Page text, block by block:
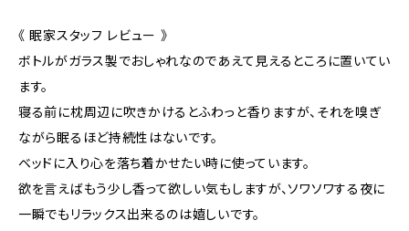
《 眠家スタッフ レビュー 》
ボトルがガラス製でおしゃれなのであえて見えるところに置いてい
ます。
寝る前に枕周辺に吹きかけるとふわっと香りますが、それを嗅ぎ
ながら眠るほど持続性はないです。
ベッドに入り心を落ち着かせたい時に使っています。
欲を言えばもう少し香って欲しい気もしますが、ソワソワする夜に
一瞬でもリラックス出来るのは嬉しいです。